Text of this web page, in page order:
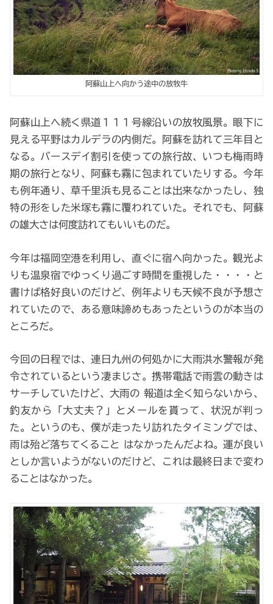
阿蘇山上へ向かう途中の放牧牛
阿蘇山上へ続く県道１１１号線沿いの放牧風景。眼下に
見える平野はカルデラの内側だ。阿蘇を訪れて三年目と
なる。バースデイ割引を使っての旅行故、いつも梅雨時
期の旅行となり、阿蘇も霧に包まれていたりする。今年
も例年通り、草千里浜も見ることは出来なかったし、独
特の形をした米塚も霧に覆われていた。それでも、阿蘇
の雄大さは何度訪れてもいいものだ。
今年は福岡空港を利用し、直ぐに宿へ向かった。観光よ
りも温泉宿でゆっくり過ごす時間を重視した・・・・と
書けば格好良いのだけど、例年よりも天候不良が予想さ
れていたので、ある意味諦めもあったというのが本当の
ところだ。
今回の日程では、連日九州の何処かに大雨洪水警報が発
令されているという凄まじさ。携帯電話で雨雲の動きは
サーチしていたけど、大雨の 報道は全く知らないから、
釣友から「大丈夫？」とメールを貰って、状況が判っ
た。というのも、僕が走ったり訪れたタイミングでは、
雨は殆ど落ちてくること はなかったんだよね。運が良い
としか言いようがないのだけど、これは最終日まで変わ
ることはなかった。